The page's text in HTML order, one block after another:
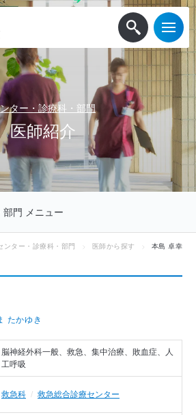
ター・診療科・部門
医師紹介
部門 メニュー
ンター・診療科・部門 医師から探す 本島 卓幸
たかゆき
脳神経外科一般、救急、集中治療、敗血症、人
工呼吸
救急科 救急総合診療センター